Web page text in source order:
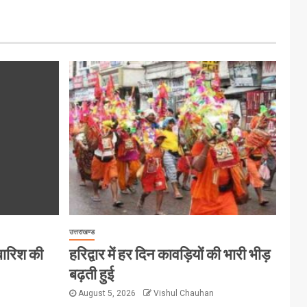
की
उत्तराखण्ड
हरिद्वार में हर दिन कावड़ियों की भारी भीड़
बढ़ती हुई
August 5, 2026 Vishul Chauhan